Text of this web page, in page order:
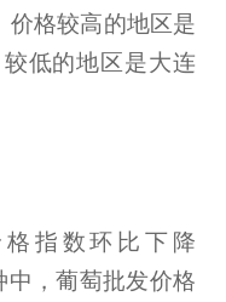
价格较高的地区是
低的地区是大连
指数环比下降
中，葡萄批发价格